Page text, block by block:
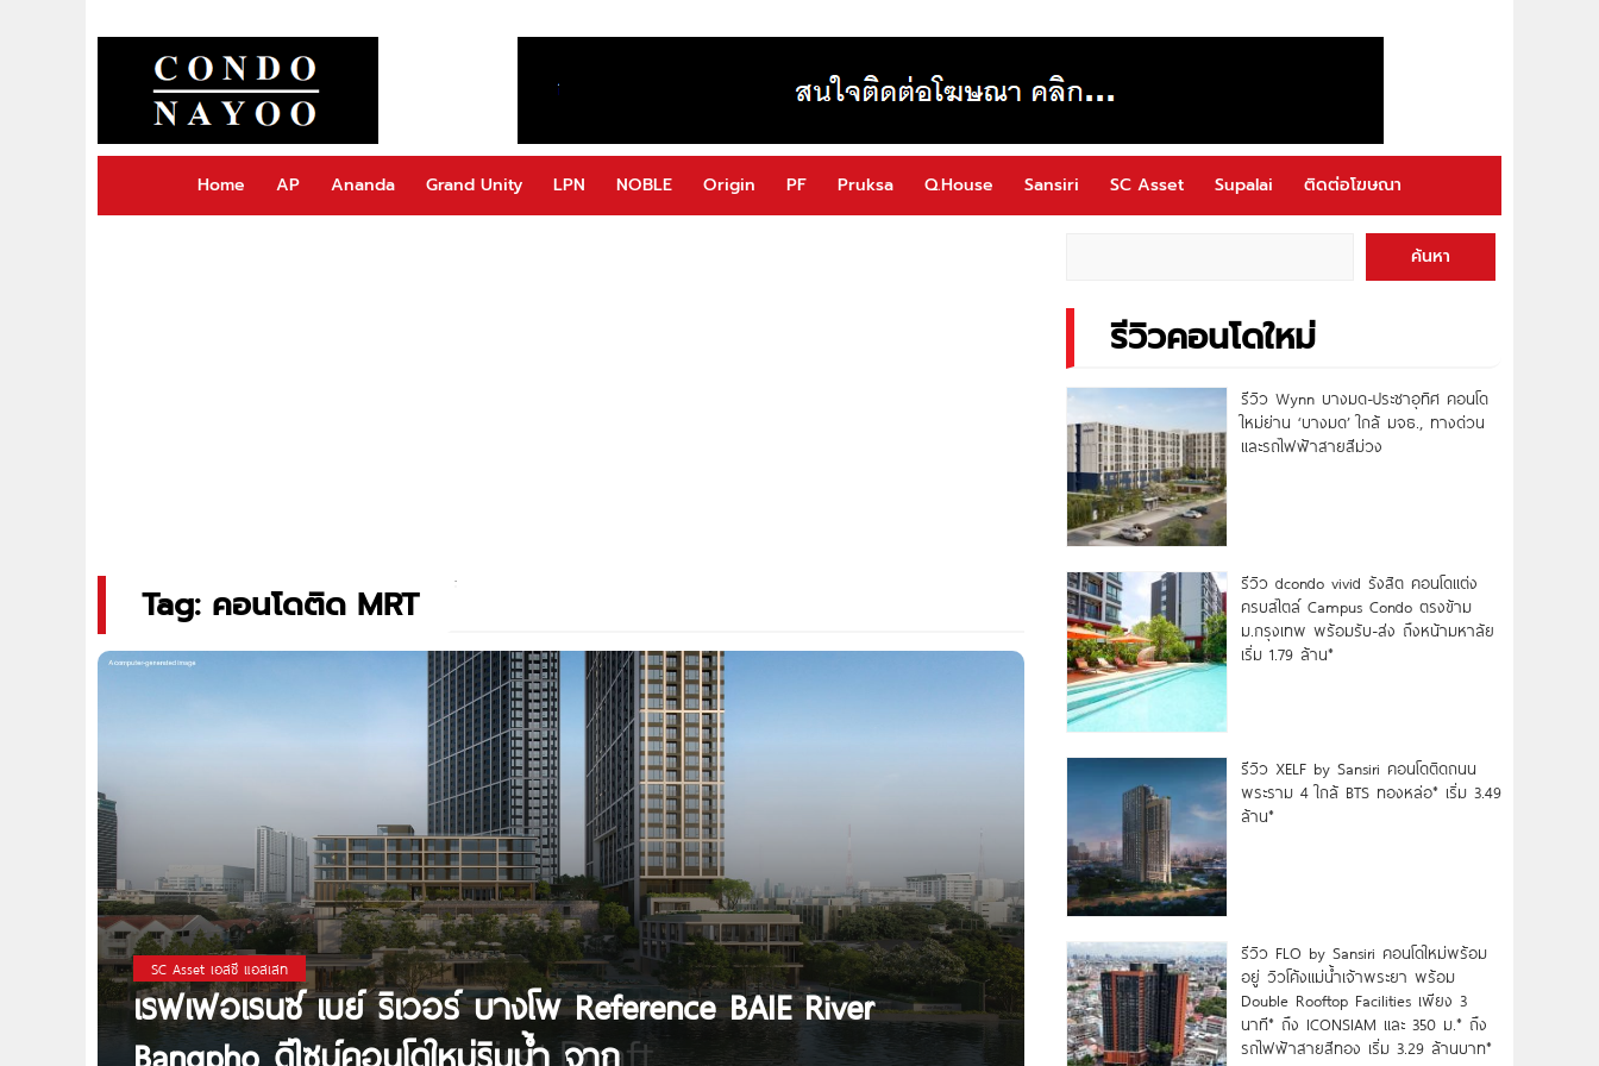
Home AP Ananda Grand Unity LPN NOBLE Origin PF Pruksa Q.House Sansiri SC Asset Supalai ติดต่อโฆษณา
Tag: คอนโดติด MRT
SC Asset เอสซี แอสเสท
เรฟเฟอเรนซ์ เบย์ ริเวอร์ บางโพ Reference BAIE River
ค้นหา
รีวิวคอนโดใหม่
รีวิว Wynn บางมด-ประชาอุทิศ คอนโด
ใหม่ย่าน ‘บางมด’ ใกล้ มจธ., ทางด่วน
และรถไฟฟ้าสายสีม่วง
รีวิว dcondo vivid รังสิต คอนโดแต่ง
ครบสไตล์ Campus Condo ตรงข้าม
ม.กรุงเทพ พร้อมรับ-ส่ง ถึงหน้ามหาลัย
เริ่ม 1.79 ล้าน*
รีวิว XELF by Sansiri คอนโดติดถนน
พระราม 4 ใกล้ BTS ทองหล่อ* เริ่ม 3.49
ล้าน*
รีวิว FLO by Sansiri คอนโดใหม่พร้อม
อยู่ วิวโค้งแม่น้ำเจ้าพระยา พร้อม
Double Rooftop Facilities เพียง 3
นาที* ถึง ICONSIAM และ 350 ม.* ถึง
รถไฟฟ้าสายสีทอง เริ่ม 3.29 ล้านบาท*